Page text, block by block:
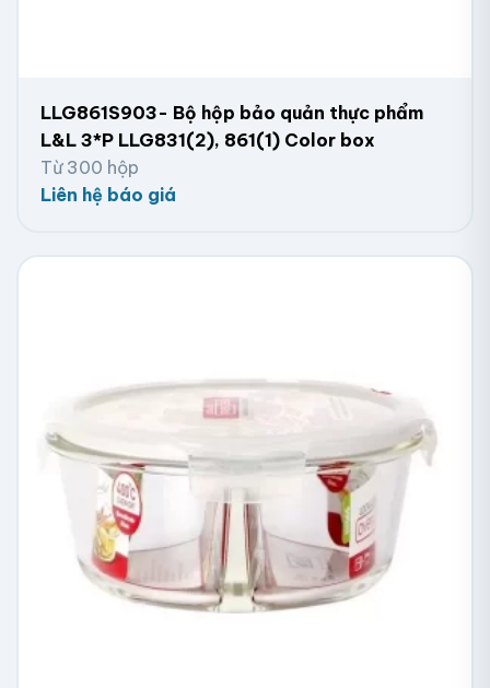
LLG861S903- Bộ hộp bảo quản thực phẩm
L&L 3*P LLG831(2), 861(1) Color box
Từ 300 hộp
Liên hệ báo giá